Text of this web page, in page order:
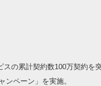
の累計契約数100万契約を
ペーン」を実施。